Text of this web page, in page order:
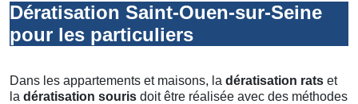
Dératisation Saint-Ouen-sur-Seine
pour les particuliers
Dans les appartements et maisons, la dératisation rats et
la dératisation souris doit être réalisée avec des méthodes